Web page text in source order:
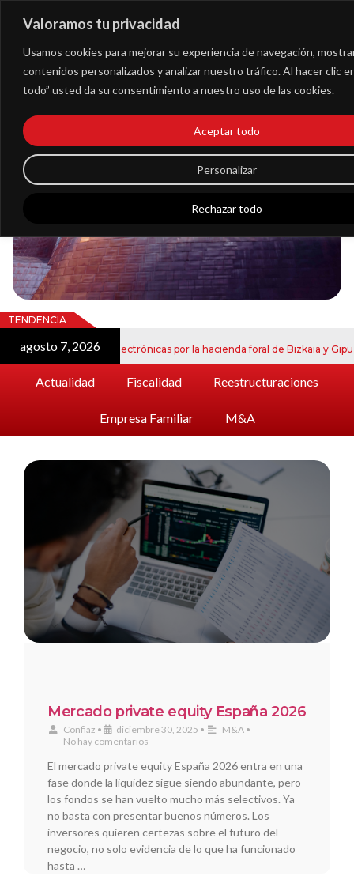
Valoramos tu privacidad
Usamos cookies para mejorar su experiencia de navegación,
contenidos personalizados y analizar nuestro tráfico. Al hacer clic
todo” usted da su consentimiento a nuestro uso de las cookies.
Personalizar
Rechazar todo
Aceptar todo
Blog
Noticias
TENDENCIA
agosto 7, 2026
de notificaciones electrónicas por la hacienda foral de Bizkaia y
Actualidad Fiscalidad Reestructuraciones
Empresa Familiar M&A
Mercado private equity España 2026
Confiaz • diciembre 30, 2025 • M&A •
No hay comentarios
El mercado private equity España 2026 entra en una
fase donde la liquidez sigue siendo abundante, pero
los fondos se han vuelto mucho más selectivos. Ya
no basta con presentar buenos números. Los
inversores quieren certezas sobre el futuro del
negocio, no solo evidencia de lo que ha funcionado
hasta …